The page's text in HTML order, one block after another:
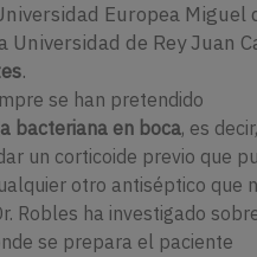
Europea Miguel
de Rey Juan
.
se han pretendido
bacteriana en boca, es decir,
un corticoide previo que
otro antiséptico que
Robles ha investigado
se prepara el paciente